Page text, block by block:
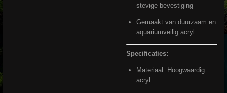
stevige bevestiging
Gemaakt van duurzaam en
aquariumveilig acryl
Specificaties:
Materiaal: Hoogwaardig
acryl